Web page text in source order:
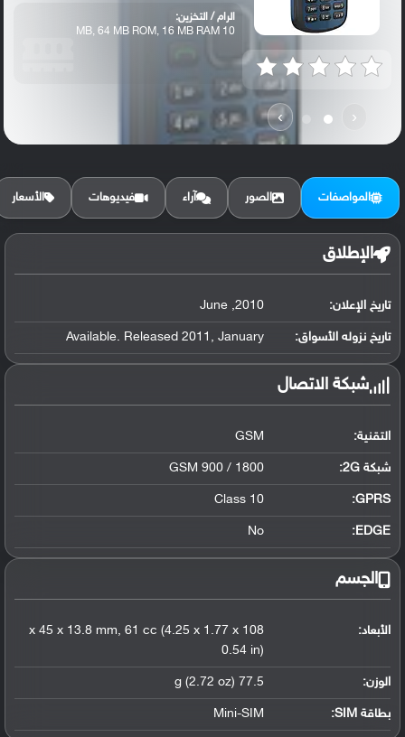
‹
›
الرام / التخزين:
10 MB, 64 MB ROM, 16 MB RAM
المواصفات الصور آراء فيديوهات الأسعار
الإطلاق
تاريخ الإعلان: 2010, June
تاريخ نزوله الأسواق: Available. Released 2011, January
شبكة الاتصال
التقنية: GSM
شبكة 2G: GSM 900 / 1800
GPRS:
Class 10
EDGE:
No
الجسم
الأبعاد:
108 x 45 x 13.8 mm, 61 cc (4.25 x 1.77 x
0.54 in)
الوزن: 77.5 g (2.72 oz)
بطاقة SIM: Mini-SIM